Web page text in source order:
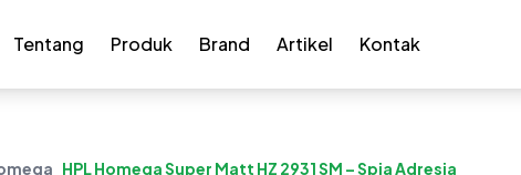
Tentang Produk Brand Artikel Kontak
HPL Homega Super Matt HZ 2931 SM – Spia Adresia